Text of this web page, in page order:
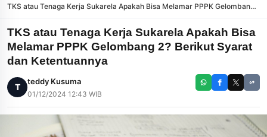
TKS atau Tenaga Kerja Sukarela Apakah Bisa Melamar PPPK Gelombang
2? Berikut Syarat dan Ketentuannya
TKS atau Tenaga Kerja Sukarela Apakah Bisa
Melamar PPPK Gelombang 2? Berikut Syarat
dan Ketentuannya
T
teddy Kusuma
01/12/2024 12:43 WIB